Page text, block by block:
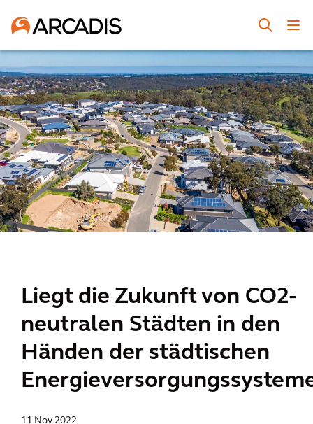
Liegt die Zukunft von CO2-
neutralen Städten in den
Händen der städtischen
11 Nov 2022